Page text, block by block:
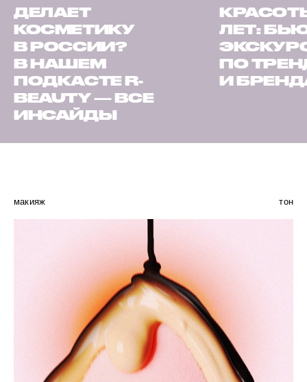
ДЕЛАЕТ
КОСМЕТИКУ
В РОССИИ?
В НАШЕМ
ПОДКАСТЕ R-
BEAUTY — ВСЕ
ИНСАЙДЫ
ЛЕТ:
ПО
И
макияж тон